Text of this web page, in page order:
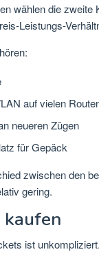
wählen die zweite
Leistungs-
auf vielen
neueren Zügen
für Gepäck
zwischen den
gering.
ist unkompliziert.